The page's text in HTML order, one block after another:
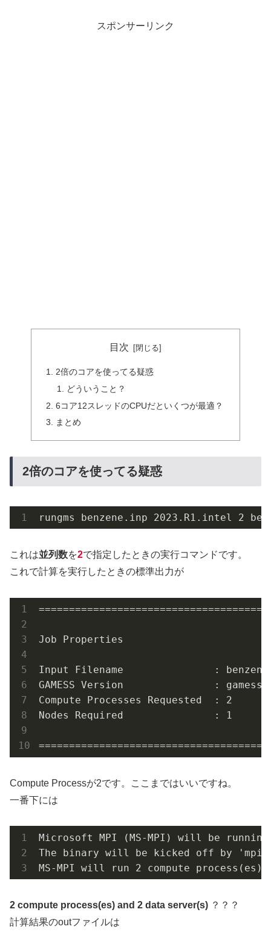
スポンサーリンク
目次
2倍のコアを使ってる疑惑
どういうこと？
6コア12スレッドのCPUだといくつが最適？
まとめ
2倍のコアを使ってる疑惑
rungms benzene.inp 2023.R1.intel 2
これは並列数を2で指定したときの実行コマンドです。
これで計算を実行したときの標準出力が
Job Properties
Input Filename               :
GAMESS Version               :
Compute Processes Requested  : 2
Nodes Required               : 1
Compute Processが2です。ここまではいいですね。
一番下には
Microsoft MPI (MS-MPI) will be running
The binary will be kicked off by
MS-MPI will run 2 compute
2 compute process(es) and 2 data server(s) ？？？
計算結果のoutファイルは